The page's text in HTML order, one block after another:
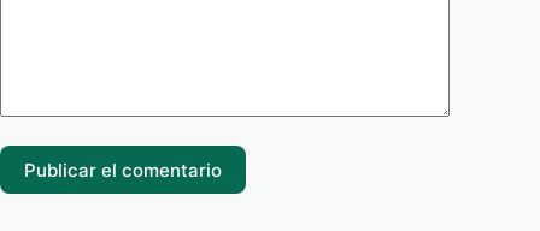
Publicar el comentario